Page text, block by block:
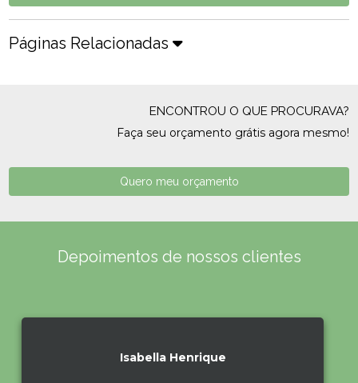
Páginas Relacionadas
ENCONTROU O QUE PROCURAVA?
Faça seu orçamento grátis agora mesmo!
Quero meu orçamento
Depoimentos de nossos clientes
Isabella Henrique